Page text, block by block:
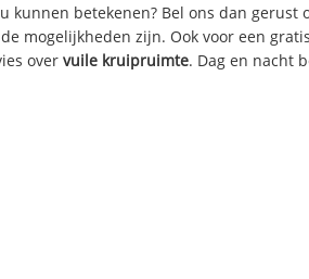
kunnen betekenen? Bel ons dan gerust
mogelijkheden zijn. Ook voor een
overvuile kruipruimte. Dag en nacht